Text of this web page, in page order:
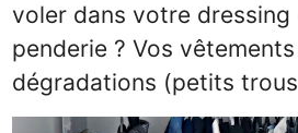
voler dans votre
penderie ? Vos
dégradations (petits